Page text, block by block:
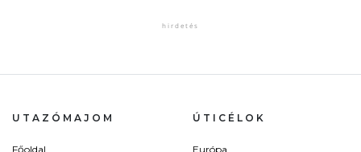
UTAZÓMAJOM
Főoldal
ÚTICÉLOK
Európa